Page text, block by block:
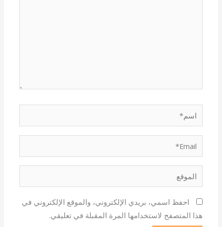
اسم*
الموقع
احفظ اسمي، بريدي الإلكتروني، والموقع الإلكتروني في
هذا المتصفح لاستخدامها المرة المقبلة في تعليقي.